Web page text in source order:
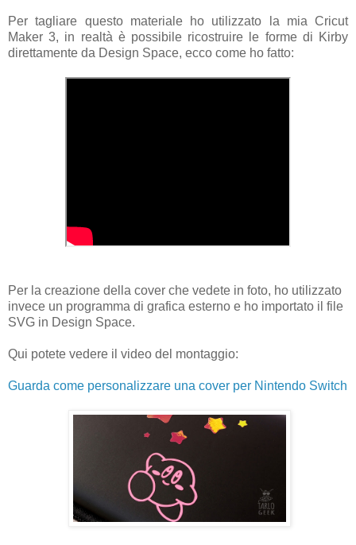
Per tagliare questo materiale ho utilizzato la mia Cricut
Maker 3, in realtà è possibile ricostruire le forme di Kirby
direttamente da Design Space, ecco come ho fatto:
Per la creazione della cover che vedete in foto, ho utilizzato
invece un programma di grafica esterno e ho importato il file
SVG in Design Space.
Qui potete vedere il video del montaggio:
Guarda come personalizzare una cover per Nintendo Switch